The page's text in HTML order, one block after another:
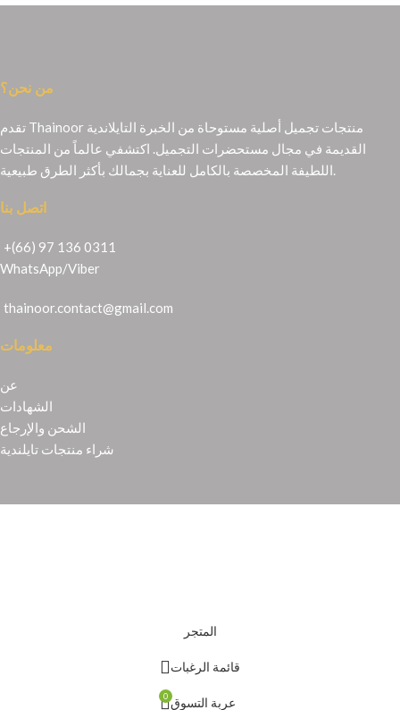
من نحن؟
تقدم Thainoor منتجات تجميل أصلية مستوحاة من الخبرة التايلاندية
القديمة في مجال مستحضرات التجميل. اكتشفي عالماً من المنتجات
اللطيفة المخصصة بالكامل للعناية بجمالك بأكثر الطرق طبيعية.
اتصل بنا
+(66) 97 136 0311
WhatsApp/Viber
thainoor.contact@gmail.com
معلومات
عن
الشهادات
الشحن والإرجاع
شراء منتجات تايلندية
المتجر
قائمة الرغبات
0 عربة التسوق